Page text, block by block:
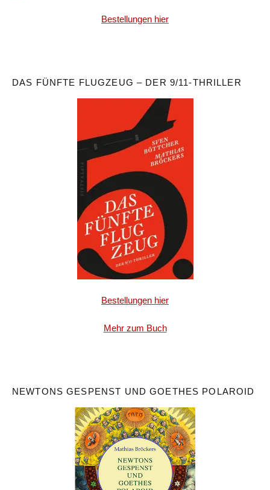
Bestellungen hier
DAS FÜNFTE FLUGZEUG – DER 9/11-THRILLER
Bestellungen hier
Mehr zum Buch
NEWTONS GESPENST UND GOETHES POLAROID